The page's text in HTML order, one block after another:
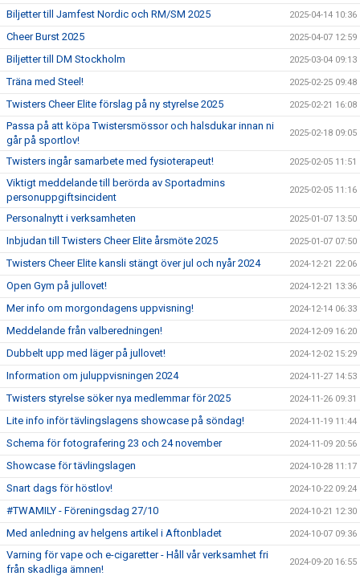
Biljetter till Jamfest Nordic och RM/SM 2025 2025-04-14 10:36
Cheer Burst 2025 2025-04-07 12:59
Biljetter till DM Stockholm 2025-03-04 09:13
Träna med Steel! 2025-02-25 09:48
Twisters Cheer Elite förslag på ny styrelse 2025 2025-02-21 16:08
Passa på att köpa Twistersmössor och halsdukar innan ni
går på sportlov!
2025-02-18 09:05
Twisters ingår samarbete med fysioterapeut! 2025-02-05 11:51
Viktigt meddelande till berörda av Sportadmins
personuppgiftsincident
2025-02-05 11:16
Personalnytt i verksamheten 2025-01-07 13:50
Inbjudan till Twisters Cheer Elite årsmöte 2025 2025-01-07 07:50
Twisters Cheer Elite kansli stängt över jul och nyår 2024 2024-12-21 22:06
Open Gym på jullovet! 2024-12-21 13:36
Mer info om morgondagens uppvisning! 2024-12-14 06:33
Meddelande från valberedningen! 2024-12-09 16:20
Dubbelt upp med läger på jullovet! 2024-12-02 15:29
Information om juluppvisningen 2024 2024-11-27 14:53
Twisters styrelse söker nya medlemmar för 2025 2024-11-26 09:31
Lite info inför tävlingslagens showcase på söndag! 2024-11-19 11:44
Schema för fotografering 23 och 24 november 2024-11-09 20:56
Showcase för tävlingslagen 2024-10-28 11:17
Snart dags för höstlov! 2024-10-22 09:24
#TWAMILY - Föreningsdag 27/10 2024-10-21 12:30
Med anledning av helgens artikel i Aftonbladet 2024-10-07 09:36
Varning för vape och e-cigaretter - Håll vår verksamhet fri
från skadliga ämnen!
2024-09-20 16:55